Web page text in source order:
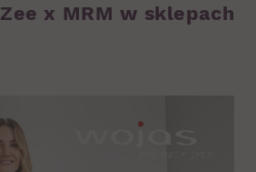
x MRM w sklepach